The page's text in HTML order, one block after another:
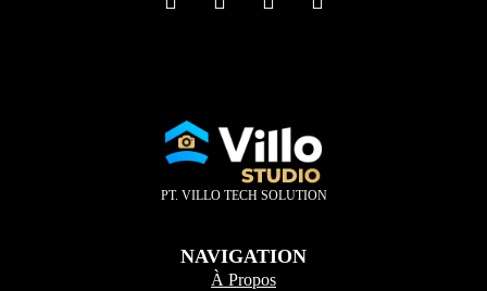
PT. VILLO TECH SOLUTION
NAVIGATION
À Propos